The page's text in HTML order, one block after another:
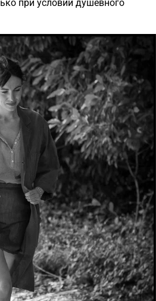
при условии душевного